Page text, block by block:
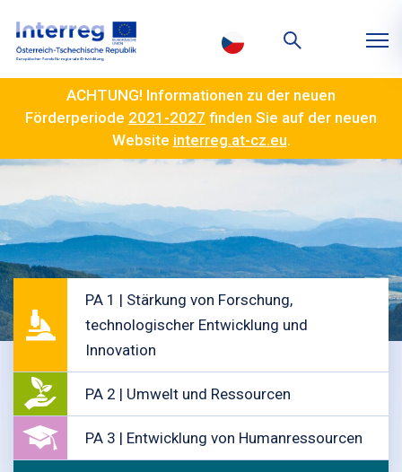
ACHTUNG! Informationen zu der neuen
Förderperiode 2021-2027 finden Sie auf der neuen
Website interreg.at-cz.eu.
PA 1 | Stärkung von Forschung,
technologischer Entwicklung und
Innovation
PA 2 | Umwelt und Ressourcen
PA 3 | Entwicklung von Humanressourcen